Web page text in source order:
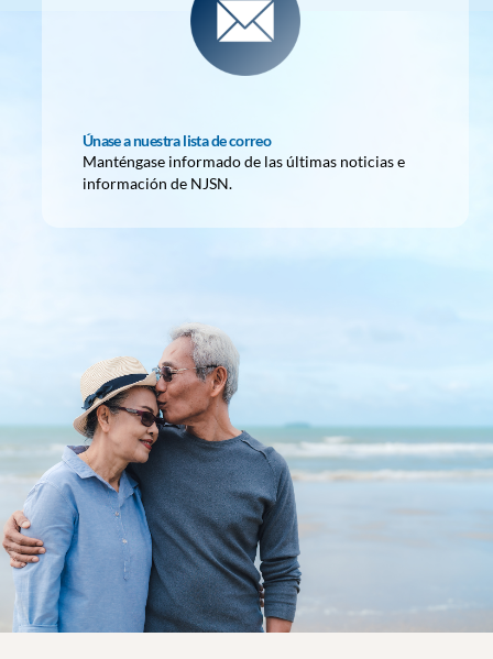
Únase a nuestra lista de correo
Manténgase informado de las últimas noticias e
información de NJSN.